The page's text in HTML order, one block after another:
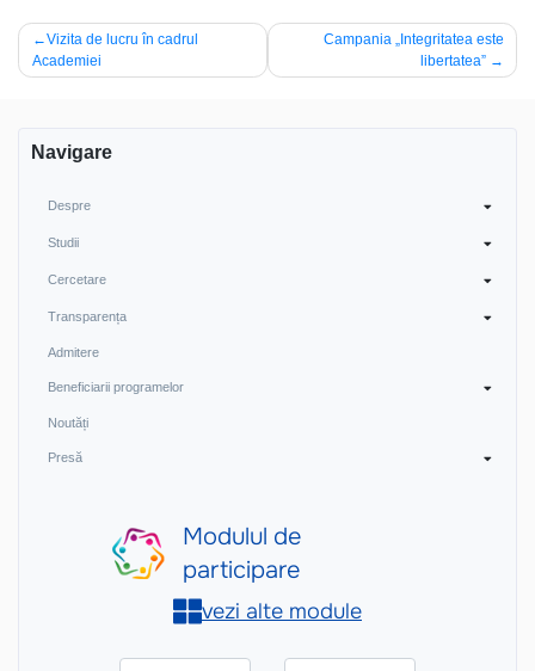
Navigare
în
Vizita de lucru în cadrul
Academiei
Campania „Integritatea este
libertatea”
Navigare
Despre
Studii
Cercetare
Transparența
Admitere
Beneficiarii programelor
Noutăți
Presă